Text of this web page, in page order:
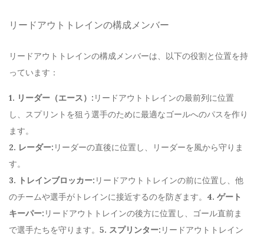
リードアウトトレインの構成メンバー
リードアウトトレインの構成メンバーは、以下の役割と位置を持
っています：
1. リーダー（エース）: リードアウトトレインの最前列に位置
し、スプリントを狙う選手のために最適なゴールへのパスを作り
ます。
2. レーダー: リーダーの直後に位置し、リーダーを風から守りま
す。
3. トレインブロッカー: リードアウトトレインの前に位置し、他
のチームや選手がトレインに接近するのを防ぎます。 4. ゲート
キーパー: リードアウトトレインの後方に位置し、ゴール直前ま
で選手たちを守ります。 5. スプリンター: リードアウトトレイン